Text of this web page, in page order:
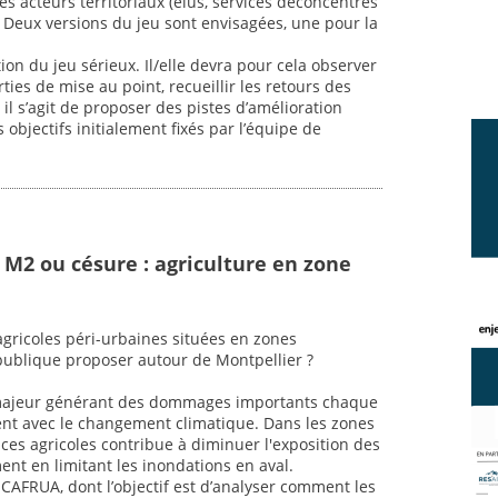
versions du jeu sont envisagées, une pour la
du jeu sérieux. Il/elle devra pour cela observer
de mise au point, recueillir les retours des
de proposer des pistes d’amélioration
initialement fixés par l’équipe de
ou césure : agriculture en zone
péri-urbaines situées en zones
proposer autour de Montpellier ?
générant des dommages importants chaque
avec le changement climatique. Dans les zones
agricoles contribue à diminuer l'exposition des
en limitant les inondations en aval.
dont l’objectif est d’analyser comment les